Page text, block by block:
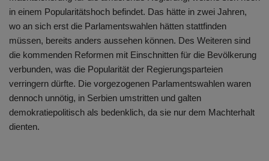
in einem Popularitätshoch befindet. Das hätte in zwei Jahren,
wo an sich erst die Parlamentswahlen hätten stattfinden
müssen, bereits anders aussehen können. Des Weiteren sind
die kommenden Reformen mit Einschnitten für die Bevölkerung
verbunden, was die Popularität der Regierungsparteien
verringern dürfte. Die vorgezogenen Parlamentswahlen waren
dennoch unnötig, in Serbien umstritten und galten
demokratiepolitisch als bedenklich, da sie nur dem Machterhalt
dienten.